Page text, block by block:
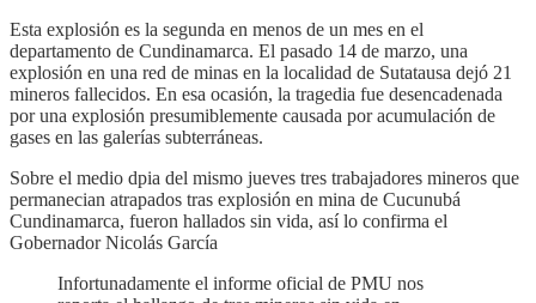
Esta explosión es la segunda en menos de un mes en el
departamento de Cundinamarca. El pasado 14 de marzo, una
explosión en una red de minas en la localidad de Sutatausa dejó 21
mineros fallecidos. En esa ocasión, la tragedia fue desencadenada
por una explosión presumiblemente causada por acumulación de
gases en las galerías subterráneas.
Sobre el medio dpia del mismo jueves tres trabajadores mineros que
permanecian atrapados tras explosión en mina de Cucunubá
Cundinamarca, fueron hallados sin vida, así lo confirma el
Gobernador Nicolás García
Infortunadamente el informe oficial de PMU nos